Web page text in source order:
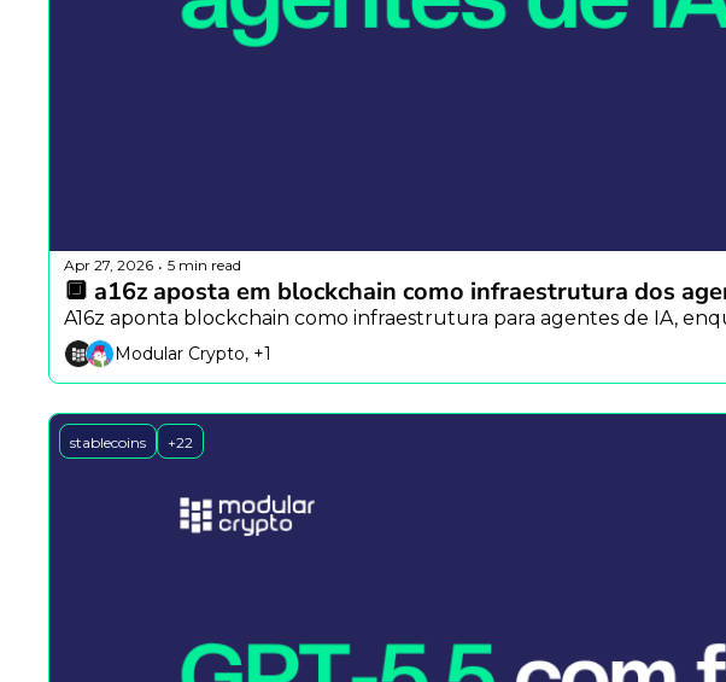
Apr 27, 2026 • 5 min read
🔲 a16z aposta em blockchain como infraestrutura dos
A16z aponta blockchain como infraestrutura para agentes de IA,
Modular Crypto, +1
stablecoins +22